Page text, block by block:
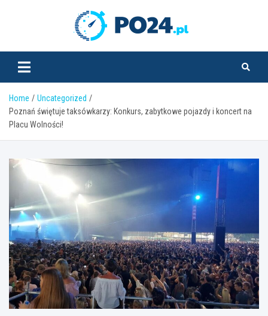
Home
Uncategorized
Poznań świętuje taksówkarzy: Konkurs, zabytkowe pojazdy i koncert na
Placu Wolności!